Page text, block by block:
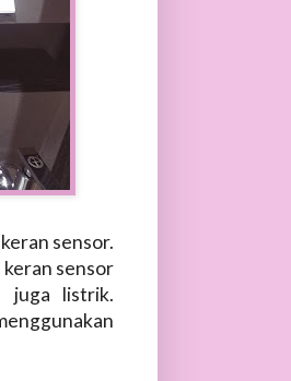
sensor.
keran sensor
juga listrik.